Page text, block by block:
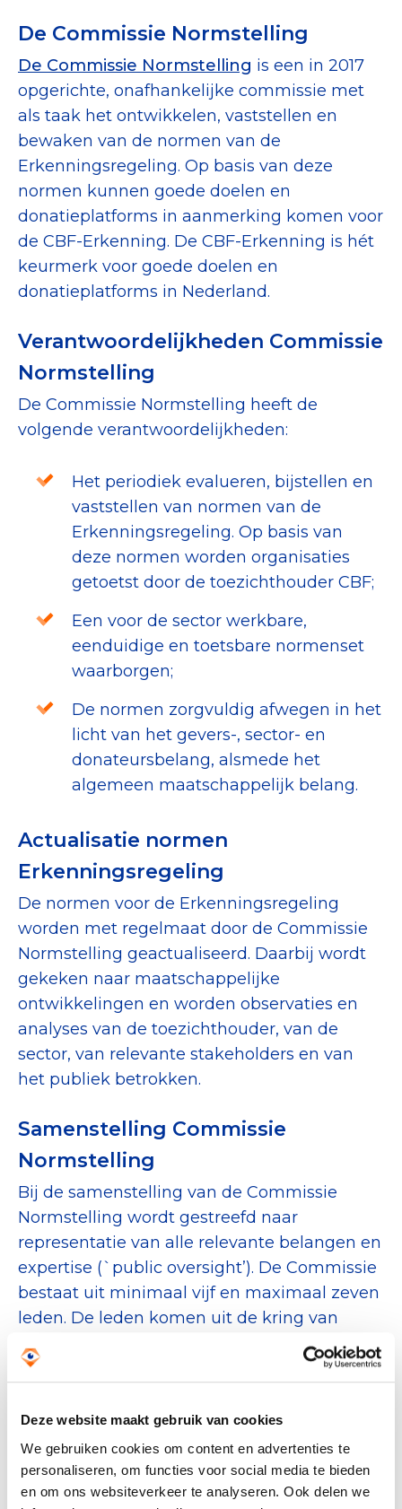
Deze website maakt gebruik van cookies
We gebruiken cookies om content en advertenties te
personaliseren, om functies voor social media te bieden
en om ons websiteverkeer te analyseren. Ook delen we
Nieuws
Over het CBF
Veelgestelde vragen
Register Erkende Donatieplatformen
De Commissie Normstelling
De Commissie Normstelling is een in 2017
opgerichte, onafhankelijke commissie met
als taak het ontwikkelen, vaststellen en
bewaken van de normen van de
Erkenningsregeling. Op basis van deze
normen kunnen goede doelen en
donatieplatforms in aanmerking komen voor
de CBF-Erkenning. De CBF-Erkenning is hét
keurmerk voor goede doelen en
donatieplatforms in Nederland.
Verantwoordelijkheden Commissie
Normstelling
De Commissie Normstelling heeft de
volgende verantwoordelijkheden:
Het periodiek evalueren, bijstellen en
vaststellen van normen van de
Erkenningsregeling. Op basis van
deze normen worden organisaties
getoetst door de toezichthouder CBF;
Een voor de sector werkbare,
eenduidige en toetsbare normenset
waarborgen;
De normen zorgvuldig afwegen in het
licht van het gevers-, sector- en
donateursbelang, alsmede het
algemeen maatschappelijk belang.
Actualisatie normen
Erkenningsregeling
De normen voor de Erkenningsregeling
worden met regelmaat door de Commissie
Normstelling geactualiseerd. Daarbij wordt
gekeken naar maatschappelijke
ontwikkelingen en worden observaties en
analyses van de toezichthouder, van de
sector, van relevante stakeholders en van
het publiek betrokken.
Samenstelling Commissie
Normstelling
Bij de samenstelling van de Commissie
Normstelling wordt gestreefd naar
representatie van alle relevante belangen en
expertise (`public oversight’). De Commissie
bestaat uit minimaal vijf en maximaal zeven
leden. De leden komen uit de kring van
gevers-, sector- en donateursbelang,
aangevuld met een juridische experts op het
Commissie wordt voorgezeten door een
voorzitter. Leden hebben zitting zonder last
of ruggespraak. Leden worden aangesteld
voor een periode van vier jaar met